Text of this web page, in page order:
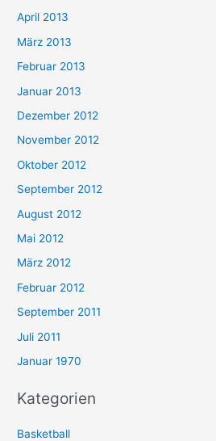
April 2013
März 2013
Februar 2013
Januar 2013
Dezember 2012
November 2012
Oktober 2012
September 2012
August 2012
Mai 2012
März 2012
Februar 2012
September 2011
Juli 2011
Januar 1970
Kategorien
Basketball